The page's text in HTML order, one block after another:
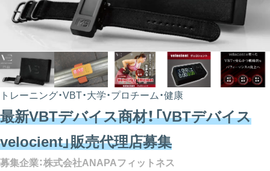
トレーニング・VBT・大学・プロチーム・健康
最新VBTデバイス商材！「VBTデバイス
velocient」販売代理店募集
募集企業：株式会社ANAPAフィットネス